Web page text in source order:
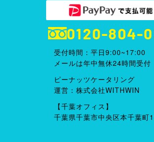
0120-804-
受付時間：平日9:00~17:00
メールは年中無休24時間受付
ピーナッツケータリング
運営：株式会社WITHWIN
【千葉オフィス】
千葉県千葉市中央区本千葉町